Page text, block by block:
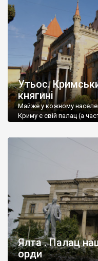
Утьос.
княгині
Майже у кожному
Криму є свій палац (а
Ялта . Палац
орди